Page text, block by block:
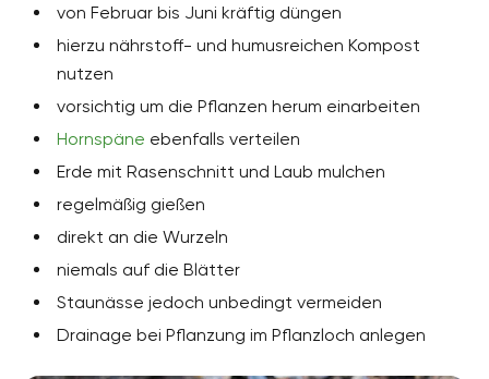
von Februar bis Juni kräftig düngen
hierzu nährstoff- und humusreichen Kompost
nutzen
vorsichtig um die Pflanzen herum einarbeiten
Hornspäne ebenfalls verteilen
Erde mit Rasenschnitt und Laub mulchen
regelmäßig gießen
direkt an die Wurzeln
niemals auf die Blätter
Staunässe jedoch unbedingt vermeiden
Drainage bei Pflanzung im Pflanzloch anlegen